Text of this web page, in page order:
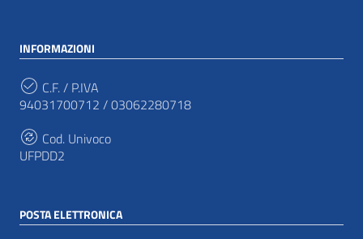
INFORMAZIONI
C.F. / P.IVA
94031700712 / 03062280718
Cod. Univoco
UFPDD2
POSTA ELETTRONICA